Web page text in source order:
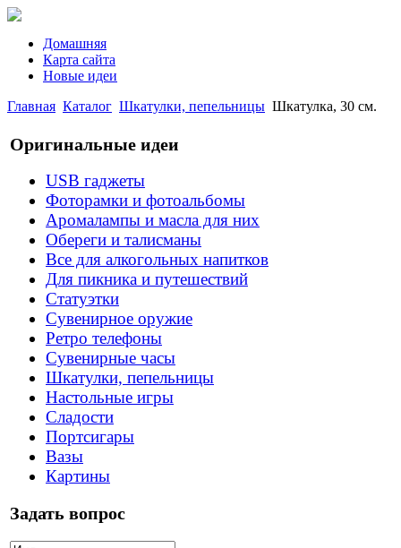
Домашняя
Карта сайта
Новые идеи
Главная Каталог Шкатулки, пепельницы Шкатулка, 30 см.
Оригинальные идеи
USB гаджеты
Фоторамки и фотоальбомы
Аромалампы и масла для них
Обереги и талисманы
Все для алкогольных напитков
Для пикника и путешествий
Статуэтки
Сувенирное оружие
Ретро телефоны
Сувенирные часы
Шкатулки, пепельницы
Настольные игры
Сладости
Портсигары
Вазы
Картины
Задать вопрос